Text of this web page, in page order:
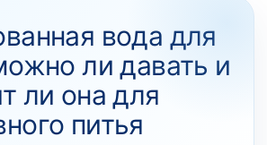
вода для
ли давать и
ли она для
питья